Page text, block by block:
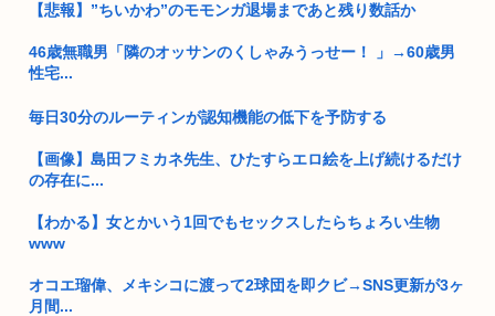
30歳看護補助者、90歳男性のオムツ交換時に暴れて噛みつかれ
ケンモメンの99%が「親ガチャ」を支持する理由って何？？？
お前らの住んでる都道府県の甲子園出場校って強い？
【急募】田舎でも出来る『楽な仕事』
に、関係...
けどゴミ...
【悲報】”ちいかわ”のモモンガ退場まであと残り数話か
46歳無職男「隣のオッサンのくしゃみうっせー！ 」→60歳男
性宅...
毎日30分のルーティンが認知機能の低下を予防する
【画像】島田フミカネ先生、ひたすらエロ絵を上げ続けるだけ
の存在に...
【わかる】女とかいう1回でもセックスしたらちょろい生物
www
オコエ瑠偉、メキシコに渡って2球団を即クビ→SNS更新が3ヶ
月間...